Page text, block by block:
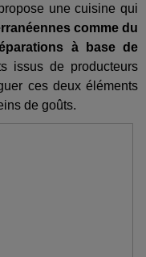
une cuisine qui
comme du
à base de
issus de producteurs
ces deux éléments
de goûts.